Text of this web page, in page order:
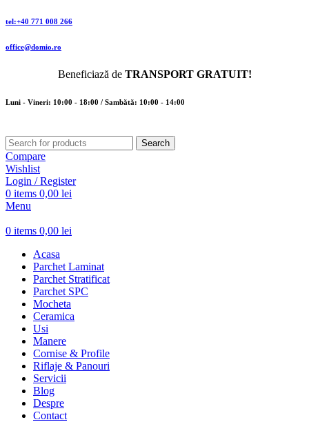
tel:+40 771 008 266
office@domio.ro
Beneficiază de TRANSPORT GRATUIT!
Luni - Vineri: 10:00 - 18:00 / Sambătă: 10:00 - 14:00
Search
Compare
Wishlist
Login / Register
0 items 0,00 lei
Menu
0 items 0,00 lei
Acasa
Parchet Laminat
Parchet Stratificat
Parchet SPC
Mocheta
Ceramica
Usi
Manere
Cornise & Profile
Riflaje & Panouri
Servicii
Blog
Despre
Contact